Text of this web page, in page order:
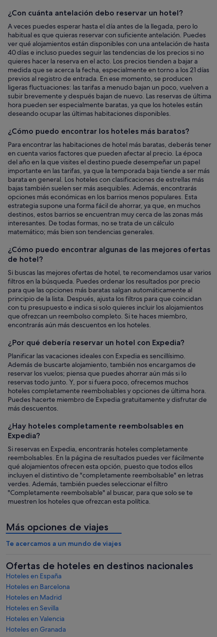
¿Con cuánta antelación debo reservar un hotel?
A veces puedes esperar hasta el día antes de la llegada, pero lo
habitual es que quieras reservar con suficiente antelación. Puedes
ver qué alojamientos están disponibles con una antelación de hasta
40 días e incluso puedes seguir las tendencias de los precios si no
quieres hacer la reserva en el acto. Los precios tienden a bajar a
medida que se acerca la fecha, especialmente en torno a los 21 días
previos al registro de entrada. En ese momento, se producen
ligeras fluctuaciones: las tarifas a menudo bajan un poco, vuelven a
subir brevemente y después bajan de nuevo. Las reservas de última
hora pueden ser especialmente baratas, ya que los hoteles están
deseando ocupar las últimas habitaciones disponibles.
¿Cómo puedo encontrar los hoteles más baratos?
Para encontrar las habitaciones de hotel más baratas, deberás tener
en cuenta varios factores que pueden afectar al precio. La época
del año en la que visites el destino puede desempeñar un papel
importante en las tarifas, ya que la temporada baja tiende a ser más
barata en general. Los hoteles con clasificaciones de estrellas más
bajas también suelen ser más asequibles. Además, encontrarás
opciones más económicas en los barrios menos populares. Esta
estrategia supone una forma fácil de ahorrar, ya que, en muchos
destinos, estos barrios se encuentran muy cerca de las zonas más
interesantes. De todas formas, no se trata de un cálculo
matemático; más bien son tendencias generales.
¿Cómo puedo encontrar algunas de las mejores ofertas
de hotel?
Si buscas las mejores ofertas de hotel, te recomendamos usar varios
filtros en la búsqueda. Puedes ordenar los resultados por precio
para que las opciones más baratas salgan automáticamente al
principio de la lista. Después, ajusta los filtros para que coincidan
con tu presupuesto e indica si solo quieres incluir los alojamientos
que ofrezcan un reembolso completo. Si te haces miembro,
encontrarás aún más descuentos en los hoteles.
¿Por qué debería reservar un hotel con Expedia?
Planificar las vacaciones ideales con Expedia es sencillísimo.
Además de buscarte alojamiento, también nos encargamos de
reservar los vuelos; piensa que puedes ahorrar aún más si lo
reservas todo junto. Y, por si fuera poco, ofrecemos muchos
hoteles completamente reembolsables y opciones de última hora.
Puedes hacerte miembro de Expedia gratuitamente y disfrutar de
más descuentos.
¿Hay hoteles completamente reembolsables en
Expedia?
Si reservas en Expedia, encontrarás hoteles completamente
reembolsables. En la página de resultados puedes ver fácilmente
qué alojamientos ofrecen esta opción, puesto que todos ellos
incluyen el distintivo de "completamente reembolsable" en letras
verdes. Además, también puedes seleccionar el filtro
"Completamente reembolsable" al buscar, para que solo se te
muestren los hoteles que ofrezcan esta política.
Más opciones de viajes
Te acercamos a un mundo de viajes
Ofertas de hoteles en destinos nacionales
Hoteles en España
Hoteles en Barcelona
Hoteles en Madrid
Hoteles en Sevilla
Hoteles en Valencia
Hoteles en Granada